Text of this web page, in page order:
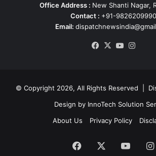
Office Address : New Shanti Nagar,
Contact : +91-9826209990
Email:
Facebook
X YouTube
© Copyright 2026, All Rights Reserved |
Design by InnoTech Solution
About Us
Privacy Policy
Facebook